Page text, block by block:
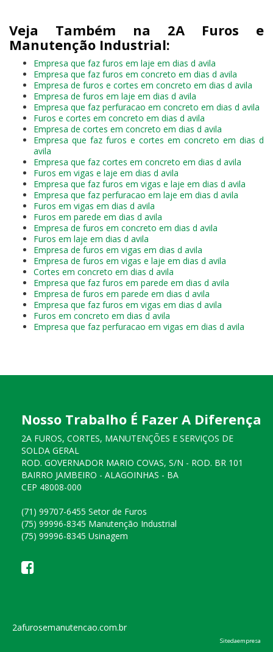
Veja Também na 2A Furos e
Manutenção Industrial:
Empresa que faz furos em laje em dias d avila
Empresa que faz furos em concreto em dias d avila
Empresa de furos e cortes em concreto em dias d avila
Empresa de furos em laje em dias d avila
Empresa que faz perfuracao em concreto em dias d avila
Furos e cortes em concreto em dias d avila
Empresa de cortes em concreto em dias d avila
Empresa que faz furos e cortes em concreto em dias d
avila
Empresa que faz cortes em concreto em dias d avila
Furos em vigas e laje em dias d avila
Empresa que faz furos em vigas e laje em dias d avila
Empresa que faz perfuracao em laje em dias d avila
Furos em vigas em dias d avila
Furos em parede em dias d avila
Empresa de furos em concreto em dias d avila
Furos em laje em dias d avila
Empresa de furos em vigas em dias d avila
Empresa de furos em vigas e laje em dias d avila
Cortes em concreto em dias d avila
Empresa que faz furos em parede em dias d avila
Empresa de furos em parede em dias d avila
Empresa que faz furos em vigas em dias d avila
Furos em concreto em dias d avila
Empresa que faz perfuracao em vigas em dias d avila
Nosso Trabalho É Fazer A Diferença
2A FUROS, CORTES, MANUTENÇÕES E SERVIÇOS DE
SOLDA GERAL
ROD. GOVERNADOR MARIO COVAS, S/N - ROD. BR 101
BAIRRO JAMBEIRO - ALAGOINHAS - BA
CEP 48008-000
(71) 99707-6455 Setor de Furos
(75) 99996-8345 Manutenção Industrial
(75) 99996-8345 Usinagem
2afurosemanutencao.com.br
Sitedaempresa